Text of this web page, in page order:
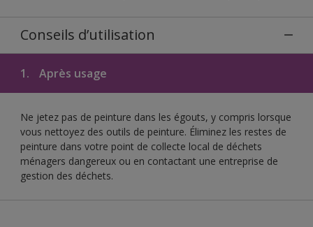
Conseils d’utilisation
1. Après usage
Ne jetez pas de peinture dans les égouts, y compris lorsque
vous nettoyez des outils de peinture. Éliminez les restes de
peinture dans votre point de collecte local de déchets
ménagers dangereux ou en contactant une entreprise de
gestion des déchets.